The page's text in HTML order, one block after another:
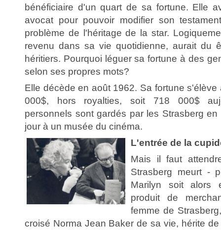
bénéficiaire d'un quart de sa fortune. Elle
avocat pour pouvoir modifier son
problème de l'héritage de la star.
revenu dans sa vie quotidienne, aurait du
héritiers. Pourquoi léguer sa fortune à des
selon ses propres mots?
Elle décède en août 1962. Sa fortune
000$, hors royalties, soit 718 000$
personnels sont gardés par les Strasberg
jour à un musée du cinéma.
L'entrée de la
Mais il faut
Strasberg meurt -
Marilyn soit alors
produit de
femme de
croisé Norma Jean Baker de sa vie, hérite